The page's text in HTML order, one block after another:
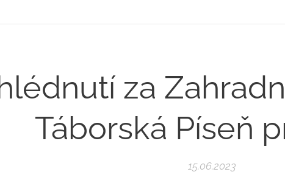
za
Táborská Píseň
15.06.2023